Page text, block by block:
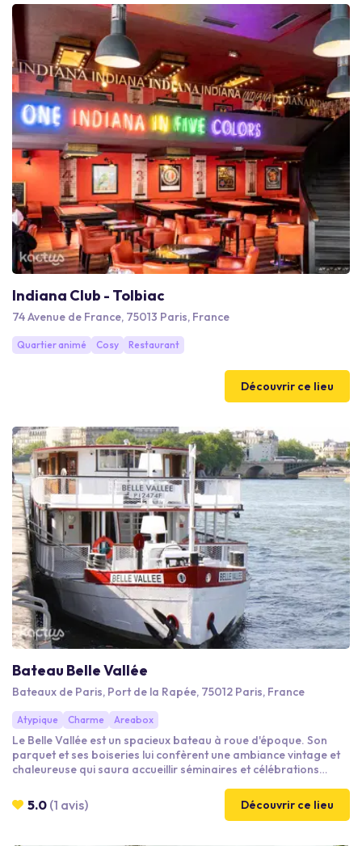
Indiana Club - Tolbiac
74 Avenue de France, 75013 Paris, France
Quartier animé Cosy Restaurant
Découvrir ce lieu
Bateau Belle Vallée
Bateaux de Paris, Port de la Rapée, 75012 Paris, France
Atypique Charme Areabox
Le Belle Vallée est un spacieux bateau à roue d'époque. Son
parquet et ses boiseries lui confèrent une ambiance vintage et
chaleureuse qui saura accueillir séminaires et célébrations
5.0 (1 avis) Découvrir ce lieu